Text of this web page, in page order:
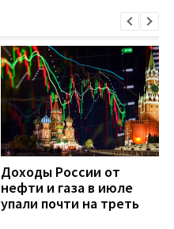
Доходы России от
нефти и газа в июле
упали почти на треть